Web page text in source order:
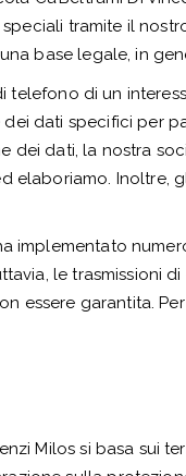
tramite il
base legale, in
di un
dati specifici per
dei dati, la nostra
Inoltre,
implementato
le trasmissioni
garantita.
Milos si basa sui